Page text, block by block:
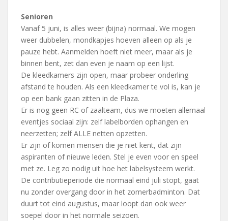
Senioren
Vanaf 5 juni, is alles weer (bijna) normaal. We mogen
weer dubbelen, mondkapjes hoeven alleen op als je
pauze hebt. Aanmelden hoeft niet meer, maar als je
binnen bent, zet dan even je naam op een lijst.
De kleedkamers zijn open, maar probeer onderling
afstand te houden. Als een kleedkamer te vol is, kan je
op een bank gaan zitten in de Plaza.
Er is nog geen RC of zaalteam, dus we moeten allemaal
eventjes sociaal zijn: zelf labelborden ophangen en
neerzetten; zelf ALLE netten opzetten.
Er zijn of komen mensen die je niet kent, dat zijn
aspiranten of nieuwe leden. Stel je even voor en speel
met ze. Leg zo nodig uit hoe het labelsysteem werkt.
De contributieperiode die normaal eind juli stopt, gaat
nu zonder overgang door in het zomerbadminton. Dat
duurt tot eind augustus, maar loopt dan ook weer
soepel door in het normale seizoen.